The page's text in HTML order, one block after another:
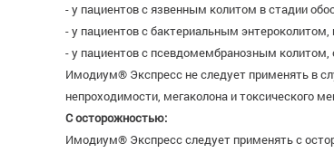
- у пациентов с язвенным колитом в стадии
- у пациентов с бактериальным
- у пациентов с псевдомембранозным колитом,
Имодиум® Экспресс не следует применять в
непроходимости, мегаколона и токсического
С осторожностью:
Имодиум® Экспресс следует применять с